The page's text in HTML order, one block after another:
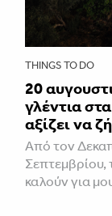
THINGS TO DO
20
γλέντια
αξίζει να
Από τον
Σεπτεμβρίου,
καλούν για